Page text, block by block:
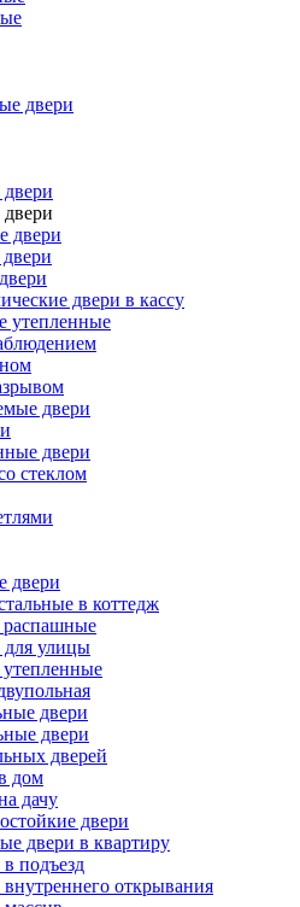
двери
двери
двери в кассу
утепленные
двери
двери
стеклом
двери
в коттедж
распашные
для улицы
двери
двери
дверей
дом
дачу
двери
двери в квартиру
подъезд
открывания